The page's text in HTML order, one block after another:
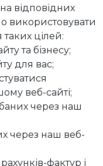
відповідних
використовувати
цілей:
та бізнесу;
для вас;
веб-сайті;
через наш
через наш веб-
фактур і